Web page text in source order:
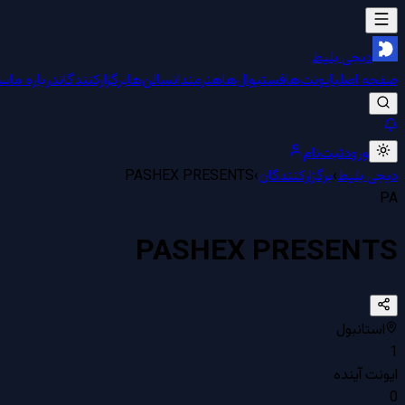
دیجی بلیط
صفحه اصلیایونت‌هافستیوال‌هاهنرمندانسالن‌هابرگزارکنندگاندرباره ما
ورودثبت‌نام
دیجی بلیط›برگزارکنندگان›
PASHEX PRESENTS
PA
PASHEX PRESENTS
استانبول
1
ایونت آینده
0